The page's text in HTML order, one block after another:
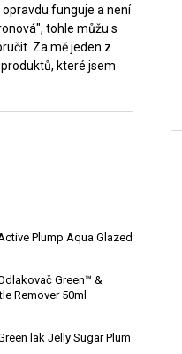
funguje a není
tohle můžu s
Za mě jeden z
které jsem
Plump Aqua Glazed
Green™ &
Remover 50ml
lak Jelly Sugar Plum